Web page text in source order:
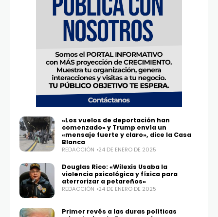
«Los vuelos de deportación han
comenzado» y Trump envía un
«mensaje fuerte y claro», dice la Casa
Blanca
REDACCIÓN 24 DE ENERO DE 2025
Douglas Rico: «Wilexis Usaba la
violencia psicológica y física para
aterrorizar a petareños»
REDACCIÓN 24 DE ENERO DE 2025
Primer revés a las duras políticas